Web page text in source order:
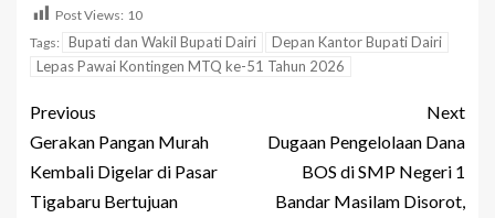
Post Views: 10
Tags: Bupati dan Wakil Bupati Dairi
Depan Kantor Bupati Dairi
Lepas Pawai Kontingen MTQ ke-51 Tahun 2026
Previous
Gerakan Pangan Murah
Kembali Digelar di Pasar
Tigabaru Bertujuan
Next
Dugaan Pengelolaan Dana
BOS di SMP Negeri 1
Bandar Masilam Disorot,